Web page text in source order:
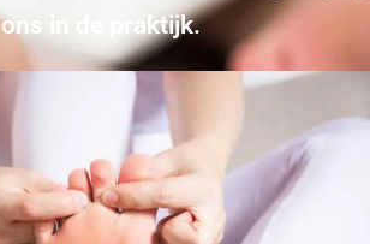
ons in de praktijk.